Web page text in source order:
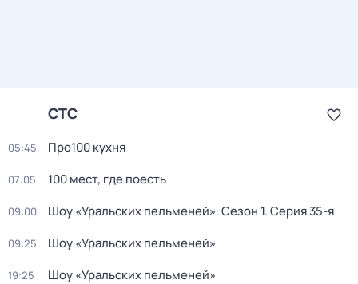
СТС
05:45 Про100 кухня
07:05 100 мест, где поесть
09:00 Шоу «Уральских пельменей». Сезон 1. Серия 35-я
09:25 Шоу «Уральских пельменей»
19:25 Шоу «Уральских пельменей»